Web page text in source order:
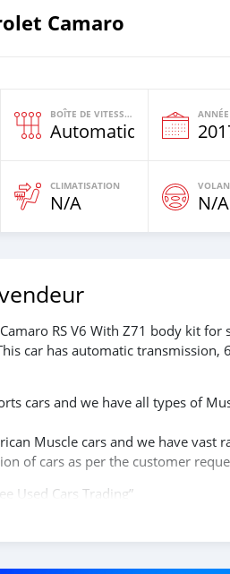
Camaro
BOÎTE DE VITESSES
Automatique
ANNÉE
CLIMATISATION
N/A N/A
RS V6 With Z71 body kit
car has automatic
cars and we have all types of
Muscle cars and we have vast
of cars as per the customer
Used Cars Trading”